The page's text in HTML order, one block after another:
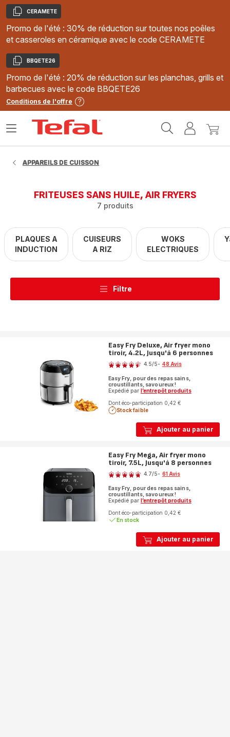
Copier
CERAMETE
Promo de l'été : 30% de réduction sur toutes nos poêles
et casseroles en céramique avec le code CERAMETE
Copier
BBQETE26
Promo de l'été : 20% de réduction sur les planchas, grills et
barbecues avec le code BBQETE26
Conditions de l'offre
MonMon
Ouvrir
APPAREILS DE CUISSON
FRITEUSES SANS HUILE, AIR FRYERS
7 produits
PLAQUES A
INDUCTION
CUISEURS
A RIZ
WOKS
ELECTRIQUES
Filtre
Ajouter au panier
Easy Fry Deluxe, Air fryer mono
tiroir, 4.2L, Jusqu'à 6 personnes
Note
4.5/5- 48 Avis
Easy Fry, pour des repas sains,
croustillants, savoureux !
Expédié par l’entrepôt produits
Dont éco-participation 0,42 €
Stock faible
Ajouter au panier
Easy Fry Mega, Air fryer mono
tiroir, 7.5L, Jusqu'à 8 personnes
Note
4.7/5- 61 Avis
Easy Fry, pour des repas sains,
croustillants, savoureux !
Expédié par l’entrepôt produits
Dont éco-participation 0,42 €
En stock